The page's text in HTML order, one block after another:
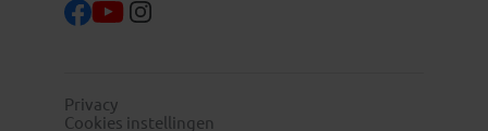
Privacy
Cookies instellingen